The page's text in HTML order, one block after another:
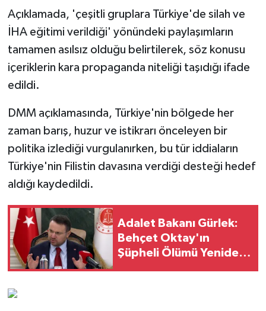
Açıklamada, 'çeşitli gruplara Türkiye'de silah ve
İHA eğitimi verildiği' yönündeki paylaşımların
tamamen asılsız olduğu belirtilerek, söz konusu
içeriklerin kara propaganda niteliği taşıdığı ifade
edildi.
DMM açıklamasında, Türkiye'nin bölgede her
zaman barış, huzur ve istikrarı önceleyen bir
politika izlediği vurgulanırken, bu tür iddiaların
Türkiye'nin Filistin davasına verdiği desteği hedef
aldığı kaydedildi.
Adalet Bakanı Gürlek:
Behçet Oktay'ın
Şüpheli Ölümü Yeniden